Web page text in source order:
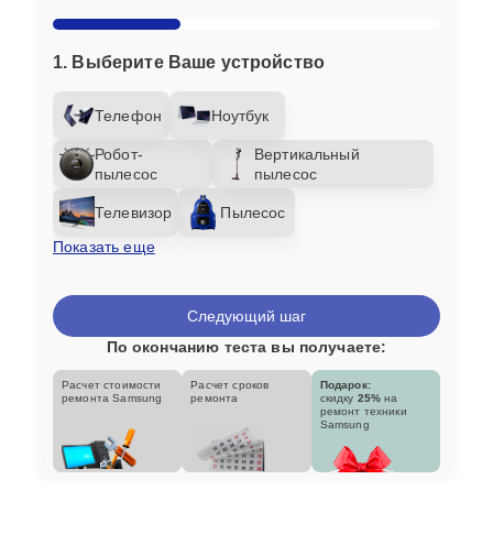
1. Выберите Ваше устройство
Телефон Ноутбук
Робот-
пылесос
Вертикальный
пылесос
Телевизор
Пылесос
Показать еще
Следующий шаг
По окончанию теста вы получаете:
Расчет стоимости
ремонта Samsung
Расчет сроков
ремонта
Подарок:
скидку 25% на
ремонт техники
Samsung